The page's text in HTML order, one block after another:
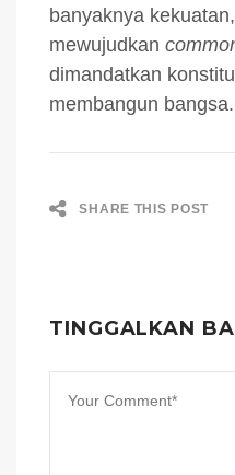
banyaknya
mewujudkan
dimandatkan
membangun bangsa.
SHARE THIS POST
TINGGALKAN